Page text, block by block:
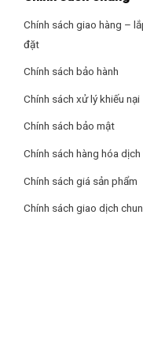
Thông tin lắp đặt
Kích thước – Khối
71.6 cm – Nặng 105 kg
Hãng: Samsung.
Chính sách giao hàng –
đặt
Chính sách bảo hành
Chính sách xử lý khiếu nại
Chính sách bảo mật
Chính sách hàng hóa dịch
Chính sách giá sản phẩm
Chính sách giao dịch